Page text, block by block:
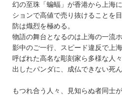
幻の至珠「蝙蝠」が香港から上海
ションで高値で売り抜けることを
防は熾烈を極める。
物語の舞台となるのは上海の一流
影中のご一行、スピード違反で上
呼ばれた高名な彫刻家ら多様な人
出したパンダに、成仏できない死
もつれ合う人々、見知らぬ者同士